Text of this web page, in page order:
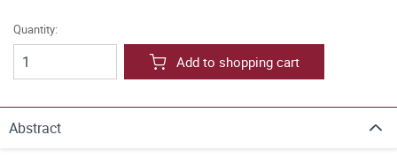
Quantity:
Add to shopping cart
Abstract